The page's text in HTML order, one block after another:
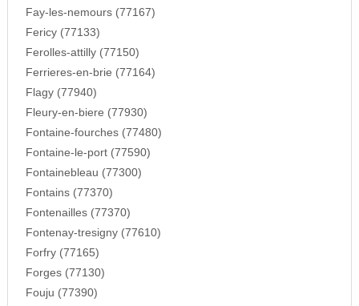
Fay-les-nemours (77167)
Fericy (77133)
Ferolles-attilly (77150)
Ferrieres-en-brie (77164)
Flagy (77940)
Fleury-en-biere (77930)
Fontaine-fourches (77480)
Fontaine-le-port (77590)
Fontainebleau (77300)
Fontains (77370)
Fontenailles (77370)
Fontenay-tresigny (77610)
Forfry (77165)
Forges (77130)
Fouju (77390)